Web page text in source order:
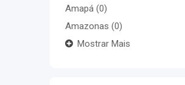
Amapá (0)
Amazonas (0)
Mostrar Mais